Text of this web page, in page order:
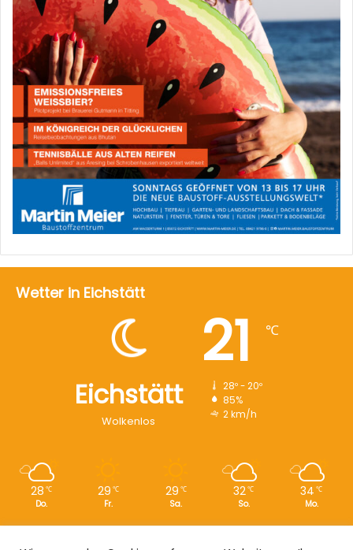
Wetter in Eichstätt
Eichstätt
Wolkenlos
21 ℃
28º - 20º
85%
2 km/h
28 ℃
Do.
29 ℃
Fr.
29 ℃
Sa.
32℃
So.
34 ℃
Mo.